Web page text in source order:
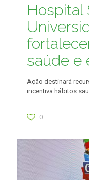
Hospital
saúde e
Ação destinará
incentiva hábitos
0